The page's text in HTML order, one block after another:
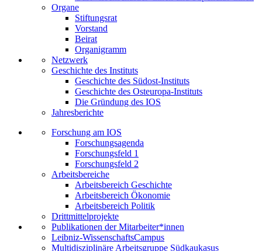
Organe
Stiftungsrat
Vorstand
Beirat
Organigramm
Netzwerk
Geschichte des Instituts
Geschichte des Südost-Instituts
Geschichte des Osteuropa-Instituts
Die Gründung des IOS
Jahresberichte
Forschung am IOS
Forschungsagenda
Forschungsfeld 1
Forschungsfeld 2
Arbeitsbereiche
Arbeitsbereich Geschichte
Arbeitsbereich Ökonomie
Arbeitsbereich Politik
Drittmittelprojekte
Publikationen der Mitarbeiter*innen
Leibniz-WissenschaftsCampus
Multidisziplinäre Arbeitsgruppe Südkaukasus